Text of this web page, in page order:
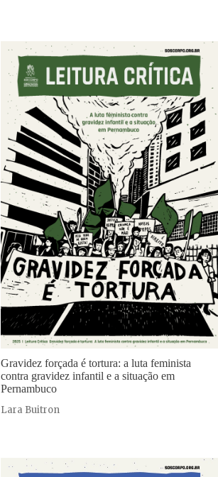
Gravidez forçada é tortura: a luta feminista
contra gravidez infantil e a situação em
Pernambuco
Lara Buitron